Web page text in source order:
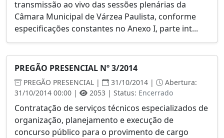
transmissão ao vivo das sessões plenárias da
Câmara Municipal de Várzea Paulista, conforme
especificações constantes no Anexo I, parte int...
PREGÃO PRESENCIAL Nº 3/2014
PREGÃO PRESENCIAL | 31/10/2014 |
Abertura:
31/10/2014 00:00 |
2053 | Status: Encerrado
Contratação de serviços técnicos especializados de
organização, planejamento e execução de
concurso público para o provimento de cargo